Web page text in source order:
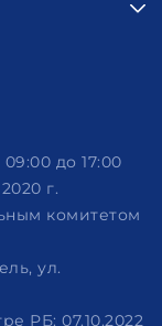
до 17:00
г.
комитетом
ул.
РБ: 07.10.2022